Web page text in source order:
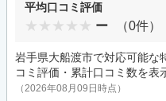
平均口コミ評価
ー （0件）
岩手県大船渡市で対応可能な
コミ評価・累計口コミ数を表
（2026年08月09日時点）